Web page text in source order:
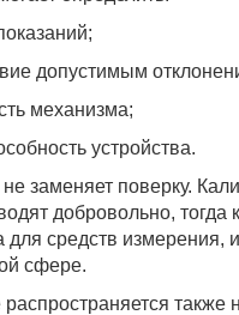
допустимым
механизма;
устройства.
заменяет поверку.
добровольно, тогда
для средств измерения,
сфере.
также